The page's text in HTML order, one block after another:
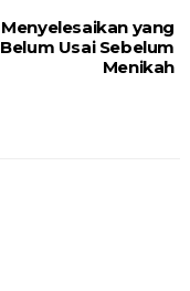
Menyelesaikan yang
Belum Usai Sebelum
Menikah